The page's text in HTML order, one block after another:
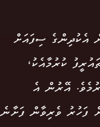
އެކުދިންގެ ސިފައަށް
ކުރުމާއެކު،
އޭރުން އެ
ފަހުރު ވެރިވާން ފަށާނެ